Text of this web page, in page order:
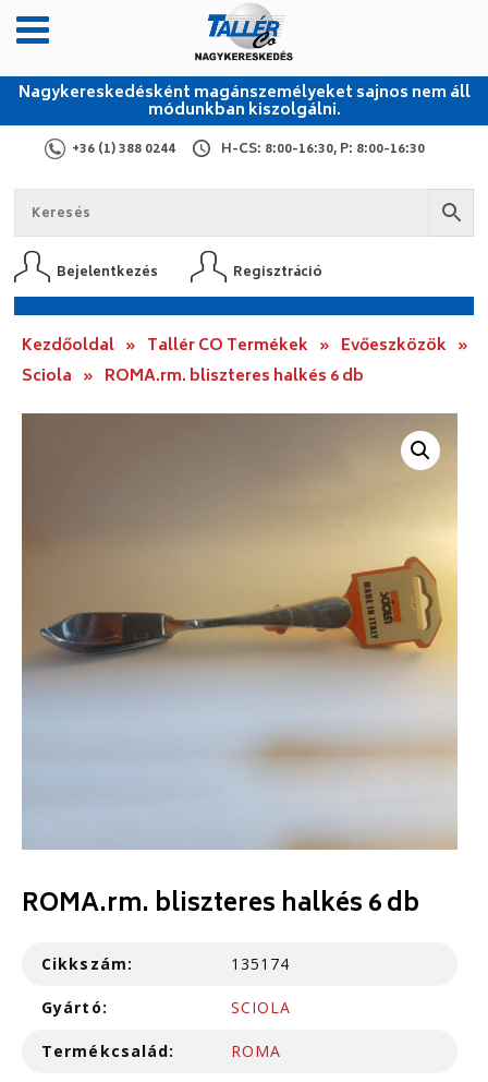
Nagykereskedésként magánszemélyeket sajnos nem áll
módunkban kiszolgálni.
+36 (1) 388 0244 H-CS: 8:00-16:30, P: 8:00-16:30
Bejelentkezés Regisztráció
Kezdőoldal » Tallér CO Termékek » Evőeszközök »
Sciola » ROMA.rm. bliszteres halkés 6 db
ROMA.rm. bliszteres halkés 6 db
Cikkszám: 135174
Gyártó: SCIOLA
Termékcsalád: ROMA